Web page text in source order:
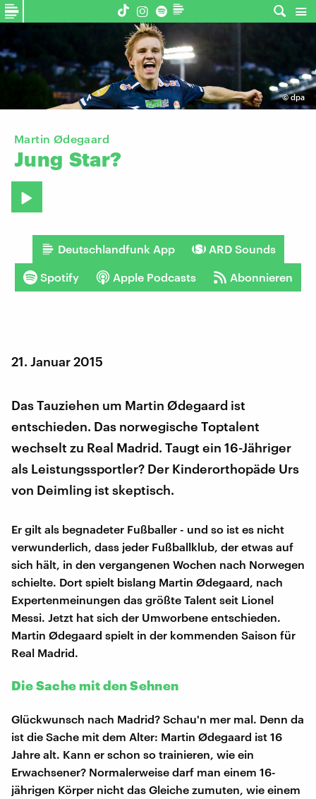
©dpa
Martin Ødegaard
Jung Star?
Deutschlandfunk App ARD Sounds
Spotify Apple Podcasts Abonnieren
21. Januar 2015
Das Tauziehen um Martin Ødegaard ist
entschieden. Das norwegische Toptalent
wechselt zu Real Madrid. Taugt ein 16-Jähriger
als Leistungssportler? Der Kinderorthopäde Urs
von Deimling ist skeptisch.
Er gilt als begnadeter Fußballer - und so ist es nicht
verwunderlich, dass jeder Fußballklub, der etwas auf
sich hält, in den vergangenen Wochen nach Norwegen
schielte. Dort spielt bislang Martin Ødegaard, nach
Expertenmeinungen das größte Talent seit Lionel
Messi. Jetzt hat sich der Umworbene entschieden.
Martin Ødegaard spielt in der kommenden Saison für
Real Madrid.
Die Sache mit den Sehnen
Glückwunsch nach Madrid? Schau'n mer mal. Denn da
ist die Sache mit dem Alter: Martin Ødegaard ist 16
Jahre alt. Kann er schon so trainieren, wie ein
Erwachsener? Normalerweise darf man einem 16-
jährigen Körper nicht das Gleiche zumuten, wie einem